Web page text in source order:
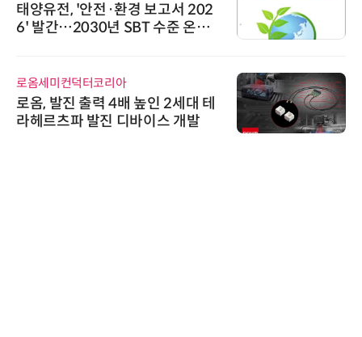
태양유전, '안전·환경 보고서 202
6' 발간…2030년 SBT 수준 온실
로옴세미컨덕터코리아
로옴, 발진 출력 4배 높인 2세대 테
라헤르츠파 발진 디바이스 개발